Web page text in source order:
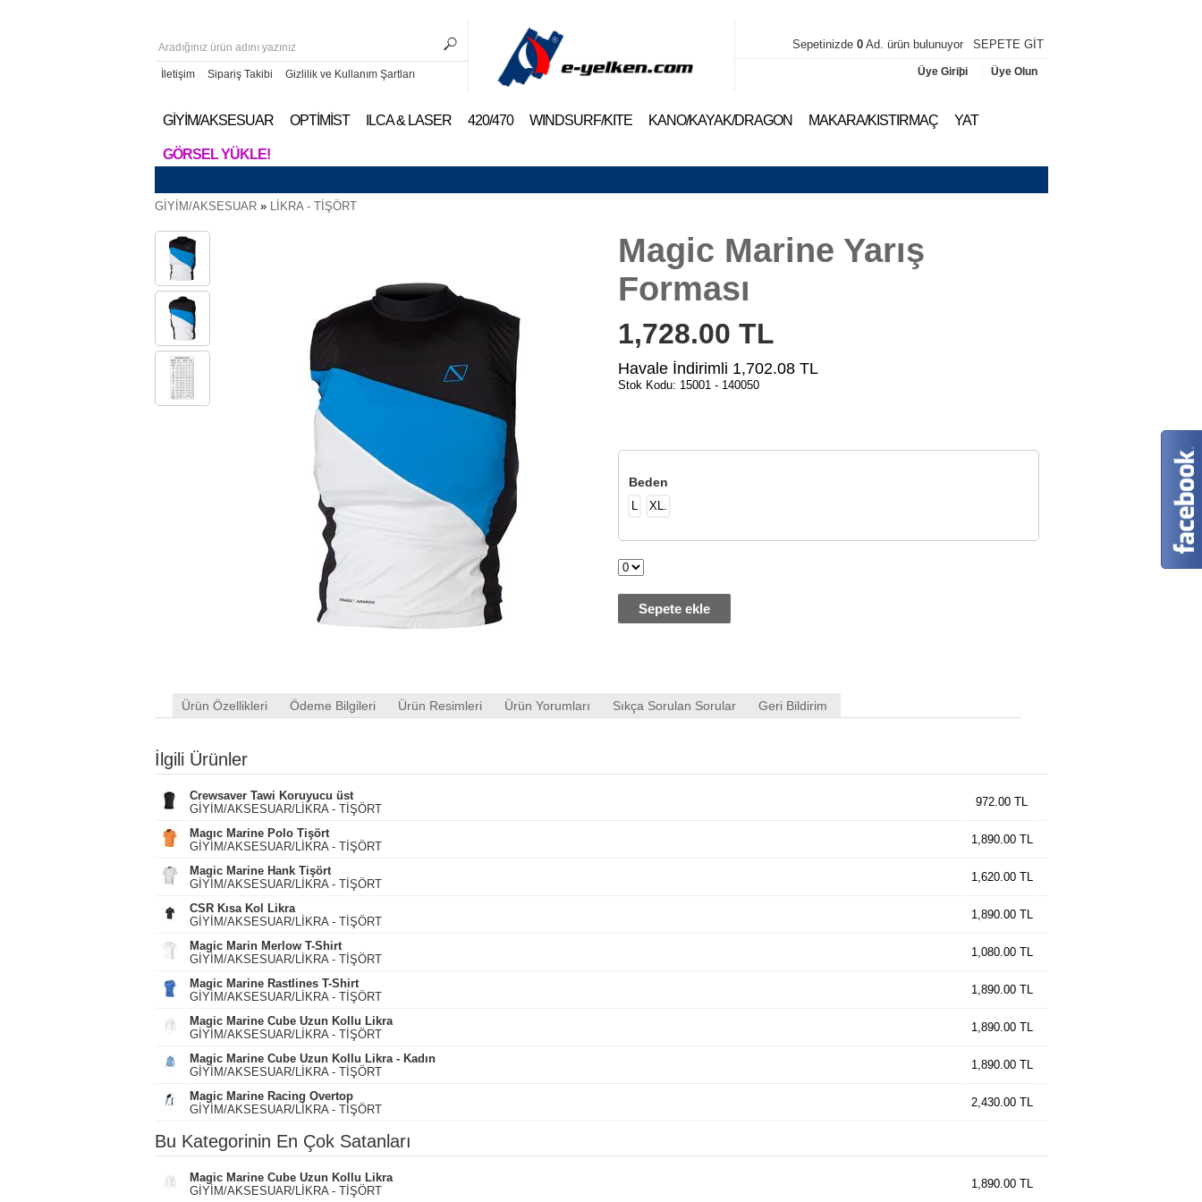
İletişim Sipariş Takibi Gizlilik ve Kullanım Şartları
Sepetinizde 0Ad. ürün bulunuyor SEPETE GİT
Üye Giriþi Üye Olun
GİYİM/AKSESUAR OPTİMİST ILCA & LASER 420/470 WINDSURF/KITE KANO/KAYAK/DRAGON MAKARA/KISTIRMAÇ YAT
GÖRSEL YÜKLE!
GİYİM/AKSESUAR» LİKRA - TİŞÖRT
Magic Marine Yarış
Forması
1,728.00 TL
Havale İndirimli 1,702.08TL
Stok Kodu: 15001 - 140050
Beden
L XL.
Sepete ekle
Ürün Özellikleri Ödeme Bilgileri Ürün Resimleri Ürün Yorumları Sıkça Sorulan Sorular Geri Bildirim
İlgili Ürünler
Crewsaver Tawi Koruyucu üst
GİYİM/AKSESUAR/LİKRA - TİŞÖRT
972.00 TL
Magıc Marine Polo Tişört
GİYİM/AKSESUAR/LİKRA - TİŞÖRT
1,890.00 TL
Magic Marine Hank Tişört
GİYİM/AKSESUAR/LİKRA - TİŞÖRT
1,620.00 TL
CSR Kısa Kol Likra
GİYİM/AKSESUAR/LİKRA - TİŞÖRT
1,890.00 TL
Magic Marin Merlow T-Shirt
GİYİM/AKSESUAR/LİKRA - TİŞÖRT
1,080.00 TL
Magic Marine Rastlines T-Shirt
GİYİM/AKSESUAR/LİKRA - TİŞÖRT
1,890.00 TL
Magic Marine Cube Uzun Kollu Likra
GİYİM/AKSESUAR/LİKRA - TİŞÖRT
1,890.00 TL
Magic Marine Cube Uzun Kollu Likra - Kadın
GİYİM/AKSESUAR/LİKRA - TİŞÖRT
1,890.00 TL
Magic Marine Racing Overtop
GİYİM/AKSESUAR/LİKRA - TİŞÖRT
2,430.00 TL
Bu Kategorinin En Çok Satanları
Magic Marine Cube Uzun Kollu Likra
GİYİM/AKSESUAR/LİKRA - TİŞÖRT
1,890.00 TL